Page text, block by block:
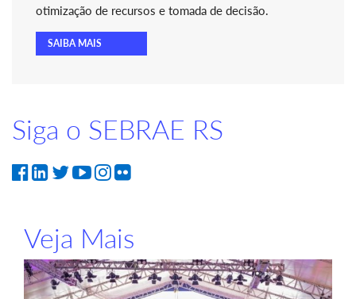
otimização de recursos e tomada de decisão.
SAIBA MAIS
Siga o SEBRAE RS
Veja Mais